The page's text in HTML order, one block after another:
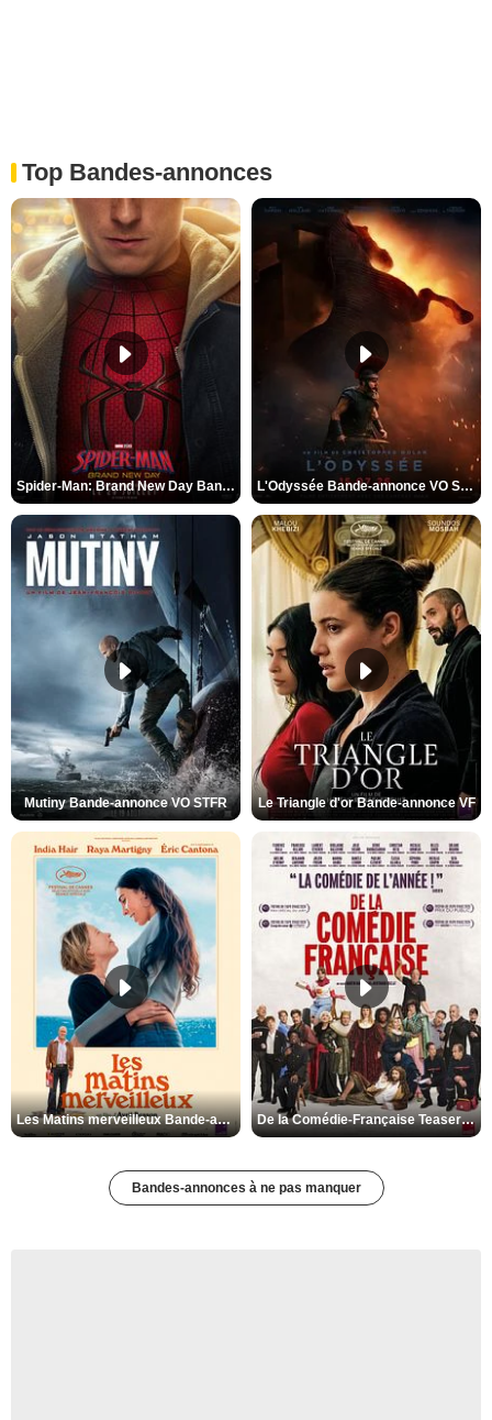
Top Bandes-annonces
Spider-Man: Brand New Day Bande-annonce VO STFR L'Odyssée Bande-annonce VO STFR
Mutiny Bande-annonce VO STFR Le Triangle d'or Bande-annonce VF
Les Matins merveilleux Bande-annonce VF De la Comédie-Française Teaser VF
Bandes-annonces à ne pas manquer